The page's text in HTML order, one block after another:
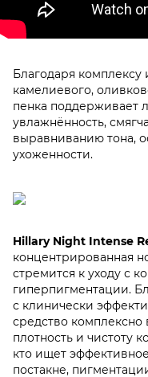
Благодаря комплексу
камелиевого,
пенка поддерживает
увлажнённость,
выравниванию тона,
ухоженности.
Hillary Night Intense
концентрированная
стремится к уходу с
гиперпигментации.
с клинически
средство комплексно
плотность и чистоту
кто ищет
постакне,